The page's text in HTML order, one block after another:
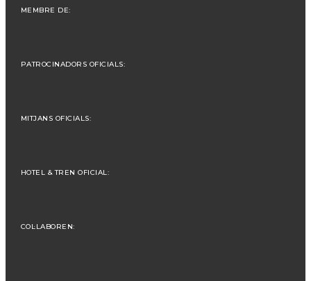
MEMBRE DE:
PATROCINADORS OFICIALS:
MITJANS OFICIALS:
HOTEL & TREN OFICIAL:
COL·LABOREN: